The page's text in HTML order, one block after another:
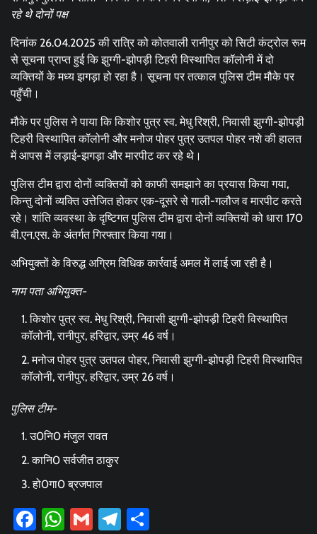
रहे थे दोनों पक्ष
दिनांक 26.04.2025 की रात्रि को कोतवाली रानीपुर को सिटी कंट्रोल रूम
से सूचना प्राप्त हुई कि झुग्गी-झोपड़ी टिहरी विस्थापित कॉलोनी में दो
व्यक्तियों के मध्य झगड़ा हो रहा है। सूचना पर तत्काल पुलिस टीम मौके पर
पहुँची।
मौके पर पुलिस ने पाया कि किशोर पुत्र स्व. मेधु रिश्री, निवासी झुग्गी-झोपड़ी
टिहरी विस्थापित कॉलोनी और मनोज पोहर पुत्र उतपल पोहर नशे की हालत
में आपस में लड़ाई-झगड़ा और मारपीट कर रहे थे।
पुलिस टीम द्वारा दोनों व्यक्तियों को काफी समझाने का प्रयास किया गया,
किन्तु दोनों व्यक्ति उत्तेजित होकर एक-दूसरे से गाली-गलौज व मारपीट करते
रहे। शांति व्यवस्था के दृष्टिगत पुलिस टीम द्वारा दोनों व्यक्तियों को धारा 170
बी.एन.एस. के अंतर्गत गिरफ्तार किया गया।
अभियुक्तों के विरुद्ध अग्रिम विधिक कार्रवाई अमल में लाई जा रही है।
नाम पता अभियुक्त-
किशोर पुत्र स्व. मेधु रिश्री, निवासी झुग्गी-झोपड़ी टिहरी विस्थापित
कॉलोनी, रानीपुर, हरिद्वार, उम्र 46 वर्ष।
मनोज पोहर पुत्र उतपल पोहर, निवासी झुग्गी-झोपड़ी टिहरी विस्थापित
कॉलोनी, रानीपुर, हरिद्वार, उम्र 26 वर्ष।
पुलिस टीम-
उ0नि0 मंजुल रावत
कानि0 सर्वजीत ठाकुर
हो0गा0 ब्रजपाल
Facebook
WhatsApp
GmailTelegram